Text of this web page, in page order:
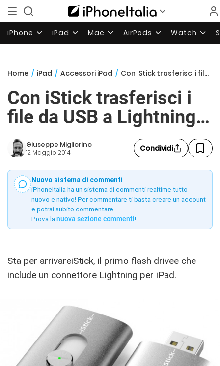
iPhone iPad Mac AirPods Watch
Home / iPad / Accessori iPad / Con iStick trasferisci i file da USB a Lightning…
Con iStick trasferisci i
file da USB a Lightning…
Giuseppe Migliorino
12 Maggio 2014 Condividi
Nuovo sistema di commenti
iPhoneItalia ha un sistema di commenti realtime tutto
nuovo e nativo! Per commentare ti basta creare un account
e potrai subito commentare.
Prova la nuova sezione commenti!
Sta per arrivareiStick, il primo flash drivee che
include un connettore Lightning per iPad.